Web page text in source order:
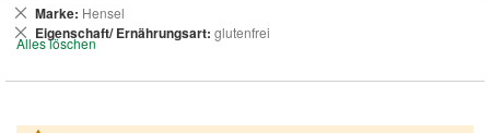
Marke Hensel
Dies
entfernen
Eigenschaft/ Ernährungsart glutenfrei
Dies
entfernen
Alles löschen